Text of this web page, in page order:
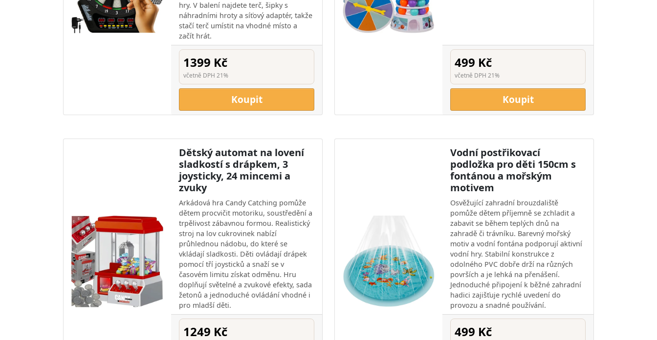
hry. V balení najdete terč, šipky s
náhradními hroty a síťový adaptér, takže
stačí terč umístit na vhodné místo a
začít hrát.
1399 Kč
včetně DPH 21%
Koupit
499 Kč
včetně DPH 21%
Koupit
Dětský automat na lovení
sladkostí s drápkem, 3
joysticky, 24 mincemi a
zvuky
Arkádová hra Candy Catching pomůže
dětem procvičit motoriku, soustředění a
trpělivost zábavnou formou. Realistický
stroj na lov cukrovinek nabízí
průhlednou nádobu, do které se
vkládají sladkosti. Děti ovládají drápek
pomocí tří joysticků a snaží se v
časovém limitu získat odměnu. Hru
doplňují světelné a zvukové efekty, sada
žetonů a jednoduché ovládání vhodné i
pro mladší děti.
1249 Kč
Vodní postřikovací
podložka pro děti 150cm s
fontánou a mořským
motivem
Osvěžující zahradní brouzdaliště
pomůže dětem příjemně se zchladit a
zabavit se během teplých dnů na
zahradě či trávníku. Barevný mořský
motiv a vodní fontána podporují aktivní
vodní hry. Stabilní konstrukce z
odolného PVC dobře drží na různých
površích a je lehká na přenášení.
Jednoduché připojení k běžné zahradní
hadici zajišťuje rychlé uvedení do
provozu a snadné používání.
499 Kč